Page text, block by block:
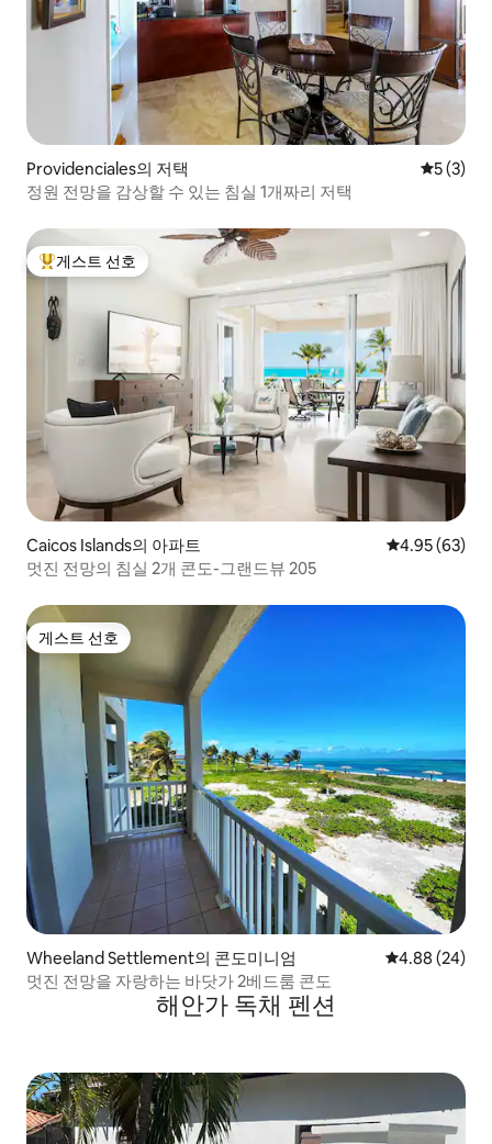
Providenciales의 저택 평점 5점
5 (3)
정원 전망을 감상할 수 있는 침실 1개짜리 저택
상위 게스트 선호
게스트 선호
Caicos Islands의 아파트 평점 4.95점(5
4.95 (63)
멋진 전망의 침실 2개 콘도-그랜드뷰 205
게스트 선호
게스트 선호
Wheeland Settlement의 콘도미니엄 평점 4.88점(5
4.88 (24)
멋진 전망을 자랑하는 바닷가 2베드룸 콘도
해안가 독채 펜션